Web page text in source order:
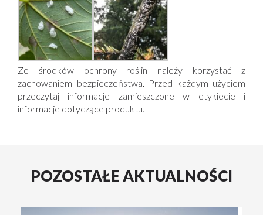
Ze środków ochrony roślin należy korzystać z
zachowaniem bezpieczeństwa. Przed każdym użyciem
przeczytaj informacje zamieszczone w etykiecie i
informacje dotyczące produktu.
POZOSTAŁE AKTUALNOŚCI